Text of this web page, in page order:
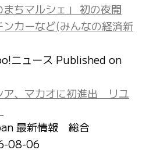
ちマルシェ」 初の夜開
カーなど(みんなの経済新
ニュース Published on
ア、マカオに初進出 リユ
最新情報 総合
08-06